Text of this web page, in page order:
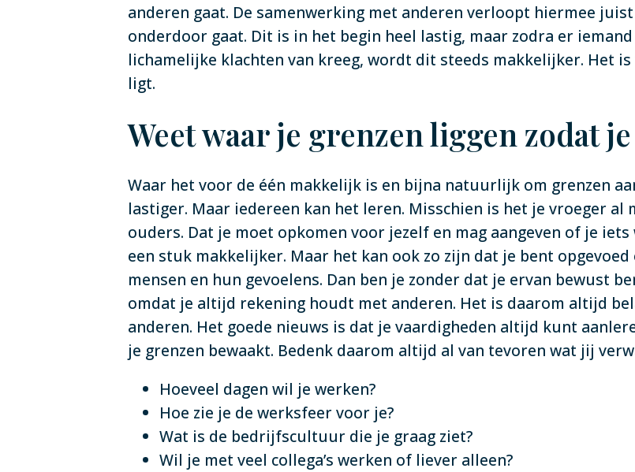
anderen gaat. De samenwerking met anderen verloopt hiermee
onderdoor gaat. Dit is in het begin heel lastig, maar zodra er
lichamelijke klachten van kreeg, wordt dit steeds makkelijker. Het
ligt.
Weet waar je grenzen liggen zodat
Waar het voor de één makkelijk is en bijna natuurlijk om grenzen
lastiger. Maar iedereen kan het leren. Misschien is het je vroeger al
ouders. Dat je moet opkomen voor jezelf en mag aangeven of je
een stuk makkelijker. Maar het kan ook zo zijn dat je bent
mensen en hun gevoelens. Dan ben je zonder dat je ervan bewust
omdat je altijd rekening houdt met anderen. Het is daarom altijd
anderen. Het goede nieuws is dat je vaardigheden altijd kunt
je grenzen bewaakt. Bedenk daarom altijd al van tevoren wat jij
Hoeveel dagen wil je werken?
Hoe zie je de werksfeer voor je?
Wat is de bedrijfscultuur die je graag ziet?
Wil je met veel collega’s werken of liever alleen?